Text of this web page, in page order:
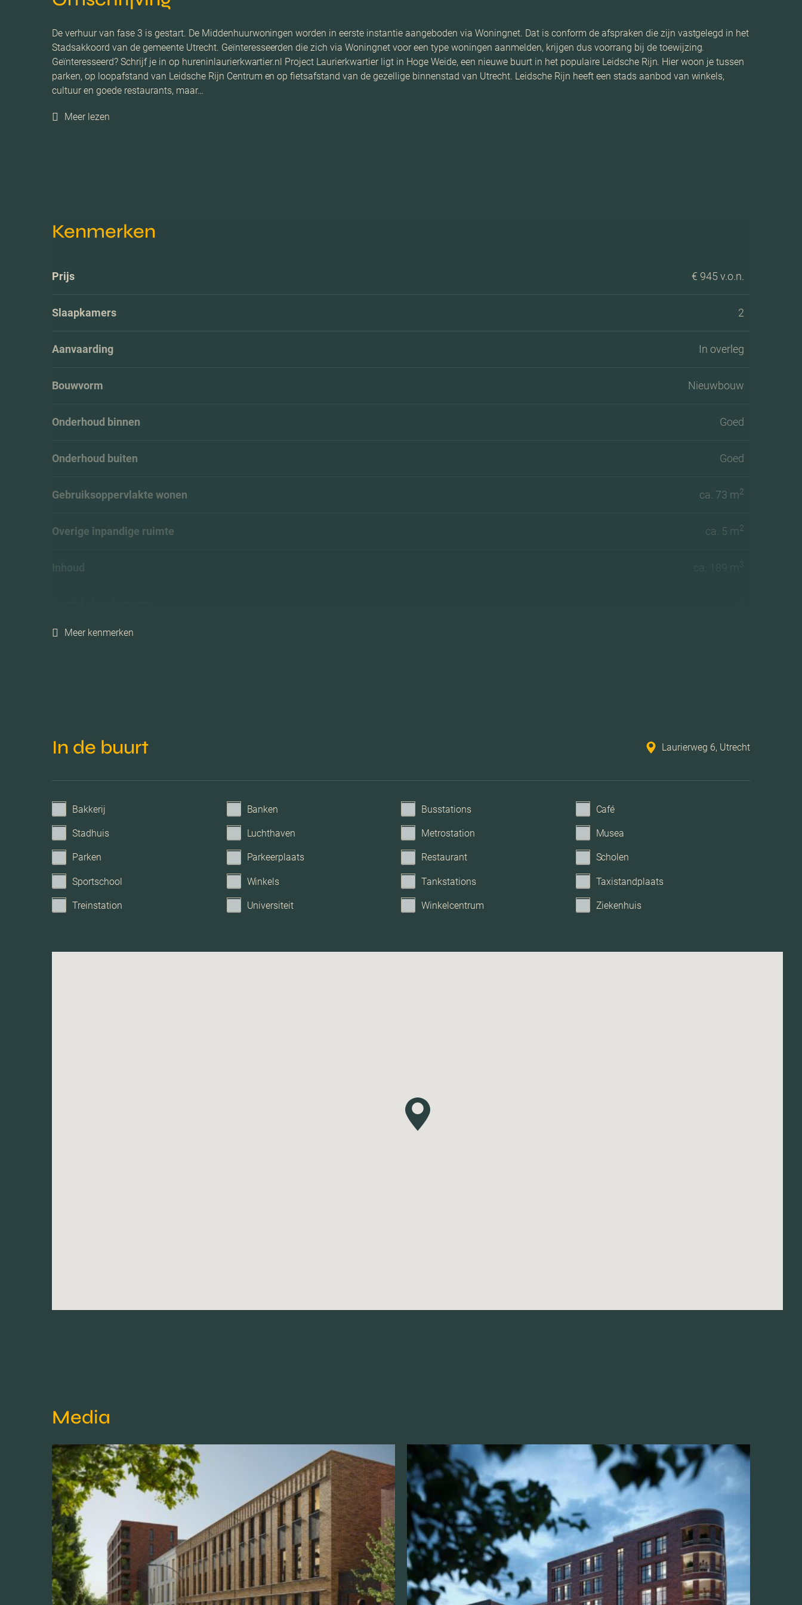
De verhuur van fase 3 is gestart. De Middenhuurwoningen worden in eerste instantie aangeboden via Woningnet. Dat is conform de afspraken die zijn vastgelegd in het
Stadsakkoord van de gemeente Utrecht. Geïnteresseerden die zich via Woningnet voor een type woningen aanmelden, krijgen dus voorrang bij de toewijzing.
Geïnteresseerd? Schrijf je in op hureninlaurierkwartier.nl Project Laurierkwartier ligt in Hoge Weide, een nieuwe buurt in het populaire Leidsche Rijn. Hier woon je tussen
parken, op loopafstand van Leidsche Rijn Centrum en op fietsafstand van de gezellige binnenstad van Utrecht. Leidsche Rijn heeft een stads aanbod van winkels,
cultuur en goede restaurants, maar…
Meer lezen
Kenmerken
Prijs € 945 v.o.n.
Slaapkamers 2
Aanvaarding In overleg
Bouwvorm Nieuwbouw
Onderhoud binnen Goed
Onderhoud buiten Goed
Gebruiksoppervlakte wonen ca. 73 m2
Overige inpandige ruimte ca. 5 m2
3
Aantal woonlagen
Verwarming Stadsverwarming, vloerverwarming geheel
Tuintypes
Meer kenmerken
In de buurt Laurierweg 6, Utrecht
Bakkerij Banken Busstations Café
Stadhuis Luchthaven Metrostation Musea
Parken Parkeerplaats Restaurant Scholen
Sportschool Winkels Tankstations Taxistandplaats
Treinstation Universiteit Winkelcentrum Ziekenhuis
Media